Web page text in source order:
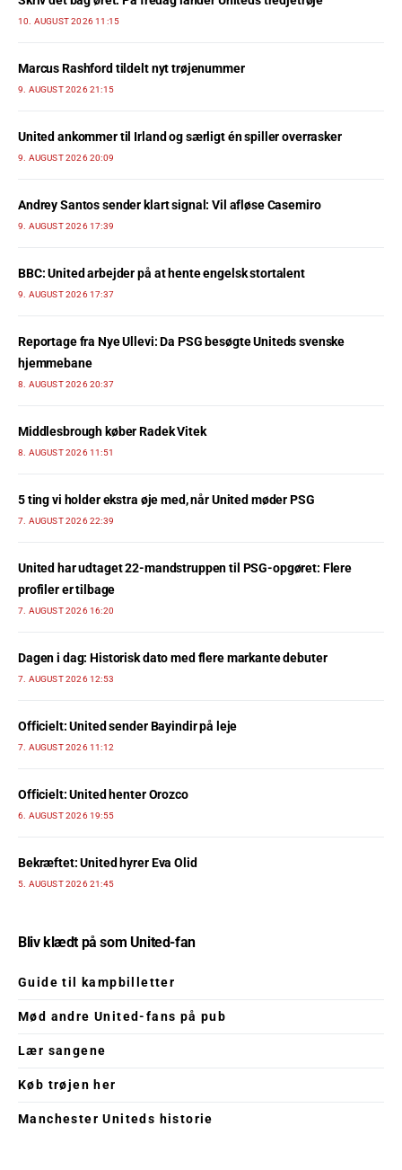
10. AUGUST 2026 11:15
Marcus Rashford tildelt nyt trøjenummer
9. AUGUST 2026 21:15
United ankommer til Irland og særligt én spiller overrasker
9. AUGUST 2026 20:09
Andrey Santos sender klart signal: Vil afløse Casemiro
9. AUGUST 2026 17:39
BBC: United arbejder på at hente engelsk stortalent
9. AUGUST 2026 17:37
Reportage fra Nye Ullevi: Da PSG besøgte Uniteds svenske
hjemmebane
8. AUGUST 2026 20:37
Middlesbrough køber Radek Vitek
8. AUGUST 2026 11:51
5 ting vi holder ekstra øje med, når United møder PSG
7. AUGUST 2026 22:39
United har udtaget 22-mandstruppen til PSG-opgøret: Flere
profiler er tilbage
7. AUGUST 2026 16:20
Dagen i dag: Historisk dato med flere markante debuter
7. AUGUST 2026 12:53
Officielt: United sender Bayindir på leje
7. AUGUST 2026 11:12
Officielt: United henter Orozco
6. AUGUST 2026 19:55
Bekræftet: United hyrer Eva Olid
5. AUGUST 2026 21:45
Bliv klædt på som United-fan
Guide til kampbilletter
Mød andre United-fans på pub
Lær sangene
Køb trøjen her
Manchester Uniteds historie